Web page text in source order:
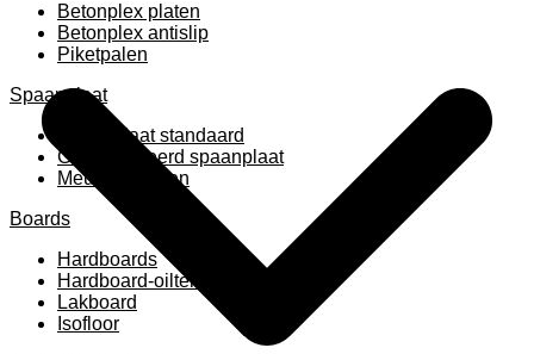
Betonplex platen
Betonplex antislip
Piketpalen
Spaanplaat
Spaanplaat standaard
Geplastificeerd spaanplaat
Meubelpanelen
Boards
Hardboards
Hardboard-oiltemperated
Lakboard
Isofloor